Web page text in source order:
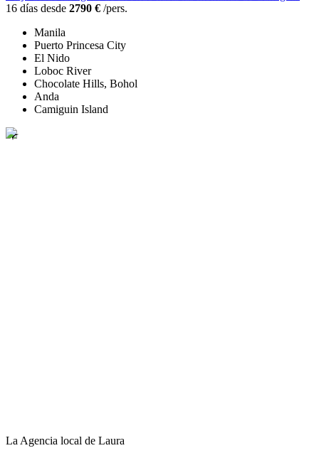
16 días desde 2790 € /pers.
Manila
Puerto Princesa City
El Nido
Loboc River
Chocolate Hills, Bohol
Anda
Camiguin Island
La Agencia local de Laura